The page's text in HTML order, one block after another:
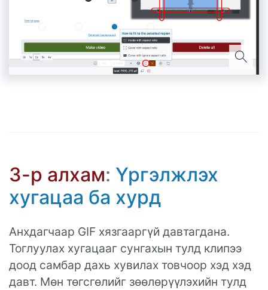
3-р алхам: Үргэлжлэх
хугацаа ба хурд
Анхдагчаар GIF хязгааргүй давтагдана.
Тоглуулах хугацааг сунгахын тулд клипээ
доод самбар дахь хувилах товчоор хэд хэд
давт. Мөн төгсгөлийг зөөлөрүүлэхийн тулд